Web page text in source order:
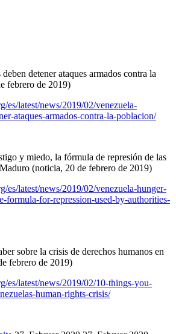
detener ataques armados contra la
febrero de 2019)
es/latest/news/2019/02/venezuela-
ataques-armados-contra-la-poblacion/
y miedo, la fórmula de represión de las
(noticia, 20 de febrero de 2019)
es/latest/news/2019/02/venezuela-hunger-
formula-for-repression-used-by-authorities-
sobre la crisis de derechos humanos en
febrero de 2019)
es/latest/news/2019/02/10-things-you-
human-rights-crisis/